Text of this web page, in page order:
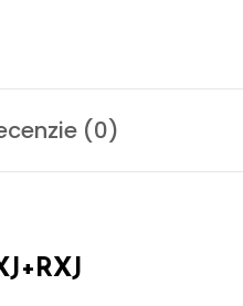
(0)